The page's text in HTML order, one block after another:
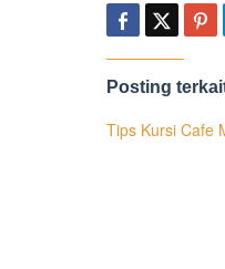
Posting
Tips Kursi Cafe